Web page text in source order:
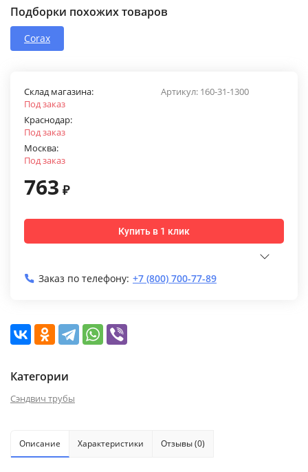
Подборки похожих товаров
Corax
Артикул: 160-31-1300
Склад магазина:
Под заказ
Краснодар:
Под заказ
Москва:
Под заказ
763 ₽
Купить в 1 клик
Заказ по телефону: +7 (800) 700-77-89
Категории
Сэндвич трубы
Описание Характеристики Отзывы (0)